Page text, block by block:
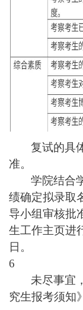
复试的具
准。
学院结合
绩确定拟录取
导小组审核批
生工作主页进
日。
6
未尽事宜
究生报考须知